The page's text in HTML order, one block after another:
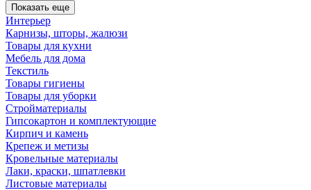
Показать еще
Интерьер
Карнизы, шторы, жалюзи
Товары для кухни
Мебель для дома
Текстиль
Товары гигиены
Товары для уборки
Стройматериалы
Гипсокартон и комплектующие
Кирпич и камень
Крепеж и метизы
Кровельные материалы
Лаки, краски, шпатлевки
Листовые материалы